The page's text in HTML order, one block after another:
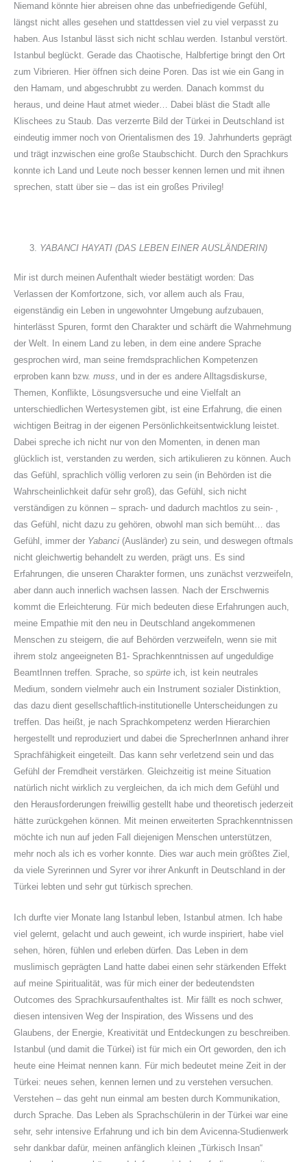
Niemand könnte hier abreisen ohne das unbefriedigende Gefühl,
längst nicht alles gesehen und stattdessen viel zu viel verpasst zu
haben. Aus Istanbul lässt sich nicht schlau werden. Istanbul verstört.
Istanbul beglückt. Gerade das Chaotische, Halbfertige bringt den Ort
zum Vibrieren. Hier öffnen sich deine Poren. Das ist wie ein Gang in
den Hamam, und abgeschrubbt zu werden. Danach kommst du
heraus, und deine Haut atmet wieder… Dabei bläst die Stadt alle
Klischees zu Staub. Das verzerrte Bild der Türkei in Deutschland ist
eindeutig immer noch von Orientalismen des 19. Jahrhunderts geprägt
und trägt inzwischen eine große Staubschicht. Durch den Sprachkurs
konnte ich Land und Leute noch besser kennen lernen und mit ihnen
sprechen, statt über sie – das ist ein großes Privileg!
YABANCIHAYATI(DASLEBEN EINERAUSLÄNDERIN)
Mir ist durch meinen Aufenthalt wieder bestätigt worden: Das
Verlassen der Komfortzone, sich, vor allem auch als Frau,
eigenständig ein Leben in ungewohnter Umgebung aufzubauen,
hinterlässt Spuren, formt den Charakter und schärft die Wahrnehmung
der Welt. In einem Land zu leben, in dem eine andere Sprache
gesprochen wird, man seine fremdsprachlichen Kompetenzen
erproben kann bzw. muss, und in der es andere Alltagsdiskurse,
Themen, Konflikte, Lösungsversuche und eine Vielfalt an
unterschiedlichen Wertesystemen gibt, ist eine Erfahrung, die einen
wichtigen Beitrag in der eigenen Persönlichkeitsentwicklung leistet.
Dabei spreche ich nicht nur von den Momenten, in denen man
glücklich ist, verstanden zu werden, sich artikulieren zu können. Auch
das Gefühl, sprachlich völlig verloren zu sein (in Behörden ist die
Wahrscheinlichkeit dafür sehr groß), das Gefühl, sich nicht
verständigen zu können – sprach- und dadurch machtlos zu sein- ,
das Gefühl, nicht dazu zu gehören, obwohl man sich bemüht… das
Gefühl, immer der Yabanci (Ausländer) zu sein, und deswegen oftmals
nicht gleichwertig behandelt zu werden, prägt uns. Es sind
Erfahrungen, die unseren Charakter formen, uns zunächst verzweifeln,
aber dann auch innerlich wachsen lassen. Nach der Erschwernis
kommt die Erleichterung. Für mich bedeuten diese Erfahrungen auch,
meine Empathie mit den neu in Deutschland angekommenen
Menschen zu steigern, die auf Behörden verzweifeln, wenn sie mit
ihrem stolz angeeigneten B1- Sprachkenntnissen auf ungeduldige
BeamtInnen treffen. Sprache, so spürte ich, ist kein neutrales
Medium, sondern vielmehr auch ein Instrument sozialer Distinktion,
das dazu dient gesellschaftlich-institutionelle Unterscheidungen zu
treffen. Das heißt, je nach Sprachkompetenz werden Hierarchien
hergestellt und reproduziert und dabei die SprecherInnen anhand ihrer
Sprachfähigkeit eingeteilt. Das kann sehr verletzend sein und das
Gefühl der Fremdheit verstärken. Gleichzeitig ist meine Situation
natürlich nicht wirklich zu vergleichen, da ich mich dem Gefühl und
den Herausforderungen freiwillig gestellt habe und theoretisch jederzeit
hätte zurückgehen können. Mit meinen erweiterten Sprachkenntnissen
möchte ich nun auf jeden Fall diejenigen Menschen unterstützen,
mehr noch als ich es vorher konnte. Dies war auch mein größtes Ziel,
da viele Syrerinnen und Syrer vor ihrer Ankunft in Deutschland in der
Türkei lebten und sehr gut türkisch sprechen.
Ich durfte vier Monate lang Istanbul leben, Istanbul atmen. Ich habe
viel gelernt, gelacht und auch geweint, ich wurde inspiriert, habe viel
sehen, hören, fühlen und erleben dürfen. Das Leben in dem
muslimisch geprägten Land hatte dabei einen sehr stärkenden Effekt
auf meine Spiritualität, was für mich einer der bedeutendsten
Outcomes des Sprachkursaufenthaltes ist. Mir fällt es noch schwer,
diesen intensiven Weg der Inspiration, des Wissens und des
Glaubens, der Energie, Kreativität und Entdeckungen zu beschreiben.
Istanbul (und damit die Türkei) ist für mich ein Ort geworden, den ich
heute eine Heimat nennen kann. Für mich bedeutet meine Zeit in der
Türkei: neues sehen, kennen lernen und zu verstehen versuchen.
Verstehen – das geht nun einmal am besten durch Kommunikation,
durch Sprache. Das Leben als Sprachschülerin in der Türkei war eine
sehr, sehr intensive Erfahrung und ich bin dem Avicenna-Studienwerk
sehr dankbar dafür, meinen anfänglich kleinen „Türkisch Insan“